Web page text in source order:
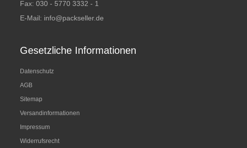
Fax: 030 - 5770 3332 - 1
E-Mail: info@packseller.de
Gesetzliche Informationen
Datenschutz
AGB
Sitemap
Versandinformationen
Impressum
Widerrufsrecht